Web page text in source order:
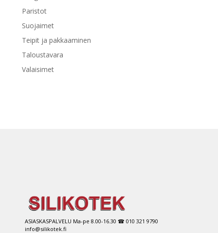
Paristot
Suojaimet
Teipit ja pakkaaminen
Taloustavara
Valaisimet
ASIASKASPALVELU Ma-pe 8.00-16.30 ☎ 010 321 9790
info@silikotek.fi